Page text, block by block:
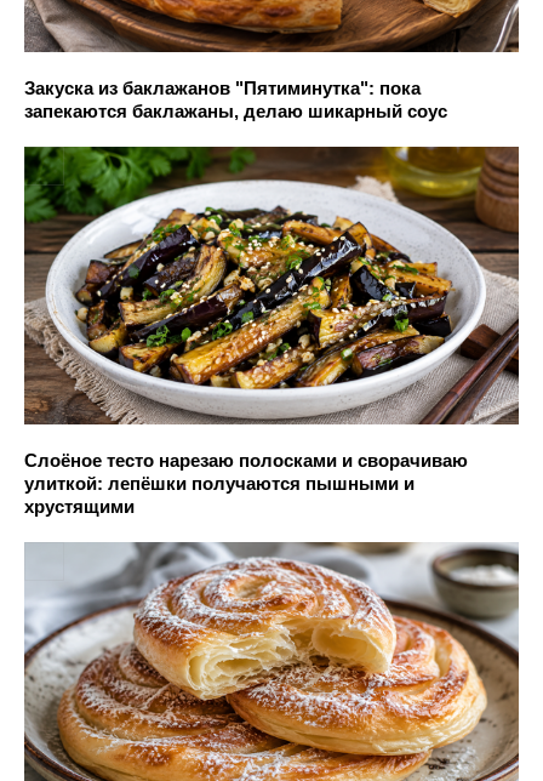
Закуска из баклажанов "Пятиминутка": пока
запекаются баклажаны, делаю шикарный соус
Слоёное тесто нарезаю полосками и сворачиваю
улиткой: лепёшки получаются пышными и
хрустящими